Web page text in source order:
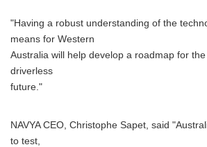
"Having a robust understanding of the
means for Western
Australia will help develop a roadmap for
driverless
future."
NAVYA CEO, Christophe Sapet, said
to test,